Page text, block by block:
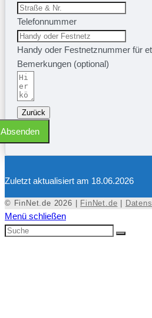
Telefonnummer
Handy oder Festnetznummer für
Bemerkungen (optional)
Zurück
Absenden
Zuletzt aktualisiert am 18.06.2026
© FinNet.de 2026 | FinNet.de
Menü schließen